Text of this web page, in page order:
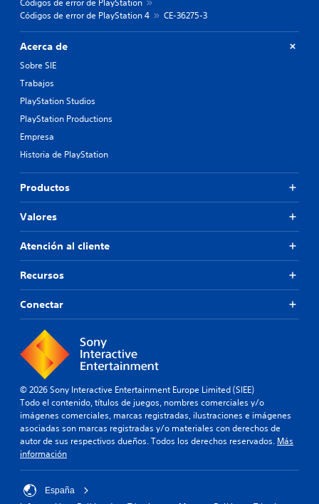
Códigos de error de PlayStation 4
CE-36275-3
Acerca de
Sobre SIE
Trabajos
PlayStation Studios
PlayStation Productions
Empresa
Historia de PlayStation
Productos
Valores
Atención al cliente
Recursos
Conectar
© 2026 Sony Interactive Entertainment Europe Limited (SIEE)
Todo el contenido, títulos de juegos, nombres comerciales y/o
imágenes comerciales, marcas registradas, ilustraciones e imágenes
asociadas son marcas registradas y/o materiales con derechos de
autor de sus respectivos dueños. Todos los derechos reservados. Más
información
España